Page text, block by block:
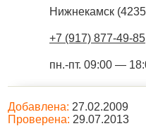
Нижнекамск (
+7 (917) 877-49-85
пн.-пт. 09:00 —
Добавлена: 27.02.2009
Проверена: 29.07.2013